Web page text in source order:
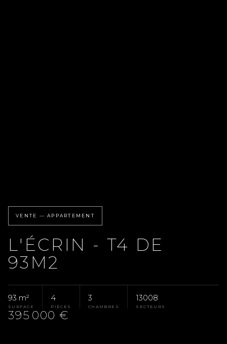
VENTE — APPARTEMENT
L'ÉCRIN - T4 DE
93M2
93 m²
SURFACE
4
PIÈCES
3
CHAMBRES
13008
SECTEURS
395 000 €